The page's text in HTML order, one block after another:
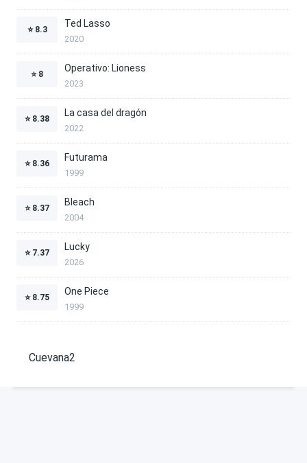
⭐ 8.3
Ted Lasso
2020
⭐ 8
Operativo: Lioness
2023
⭐ 8.38
La casa del dragón
2022
⭐ 8.36
Futurama
1999
⭐ 8.37
Bleach
2004
⭐ 7.37
Lucky
2026
⭐ 8.75
One Piece
1999
Cuevana2